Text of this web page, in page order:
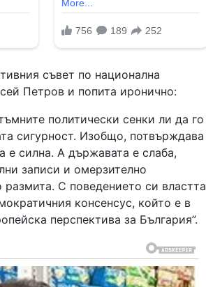
съвет по национална
Петров и попита иронично:
политически сенки ли да го
сигурност. Изобщо, потвърждава
е силна. А държавата е слаба,
записи и омерзително
С поведението си властта
консенсус, който е в
перспектива за България”.